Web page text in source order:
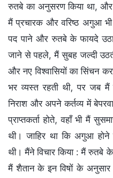
रुतबे का अनुसरण किया था,
मैं प्रचारक और वरिष्ठ अगुआ
पद पाने और रुतबे के फायदे
जाने से पहले, मैं सुबह जल्दी
और नए विश्वासियों का सिंचन
भर व्यस्त रहती थी, पर जब मैं
निराश और अपने कर्तव्य में
प्राप्तकर्ता होते, वहाँ भी मैं
थी। जाहिर था कि अगुआ
थी। मैंने विचार किया : मैं रुतबे
मैं शैतान के इन विषों के